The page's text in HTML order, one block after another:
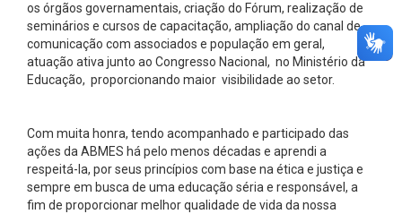
os órgãos governamentais, criação do Fórum, realização de
seminários e cursos de capacitação, ampliação do canal de
comunicação com associados e população em geral,
atuação ativa junto ao Congresso Nacional, no Ministério da
Educação, proporcionando maior visibilidade ao setor.
Com muita honra, tendo acompanhado e participado das
ações da ABMES há pelo menos décadas e aprendi a
respeitá-la, por seus princípios com base na ética e justiça e
sempre em busca de uma educação séria e responsável, a
fim de proporcionar melhor qualidade de vida da nossa